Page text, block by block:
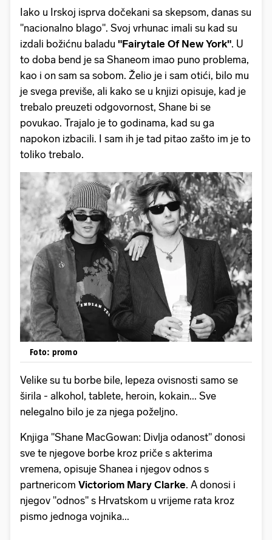
Iako u Irskoj isprva dočekani sa skepsom, danas su
"nacionalno blago". Svoj vrhunac imali su kad su
izdali božićnu baladu "Fairytale Of New York". U
to doba bend je sa Shaneom imao puno problema,
kao i on sam sa sobom. Želio je i sam otići, bilo mu
je svega previše, ali kako se u knjizi opisuje, kad je
trebalo preuzeti odgovornost, Shane bi se
povukao. Trajalo je to godinama, kad su ga
napokon izbacili. I sam ih je tad pitao zašto im je to
toliko trebalo.
Foto: promo
Velike su tu borbe bile, lepeza ovisnosti samo se
širila - alkohol, tablete, heroin, kokain... Sve
nelegalno bilo je za njega poželjno.
Knjiga "Shane MacGowan: Divlja odanost" donosi
sve te njegove borbe kroz priče s akterima
vremena, opisuje Shanea i njegov odnos s
partnericom Victoriom Mary Clarke. A donosi i
njegov "odnos" s Hrvatskom u vrijeme rata kroz
pismo jednoga vojnika...